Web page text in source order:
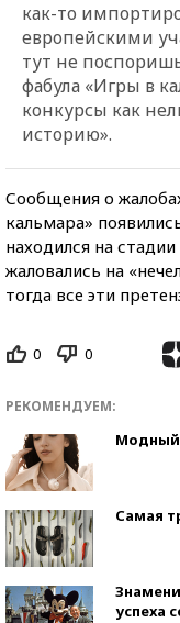
как-то
европейскими
тут не
фабула «Игры в
конкурсы как
историю».
Сообщения о
кальмара»
находился на
жаловались на
тогда все эти
0 0
РЕКОМЕНДУЕМ:
Модный
Самая
успеха